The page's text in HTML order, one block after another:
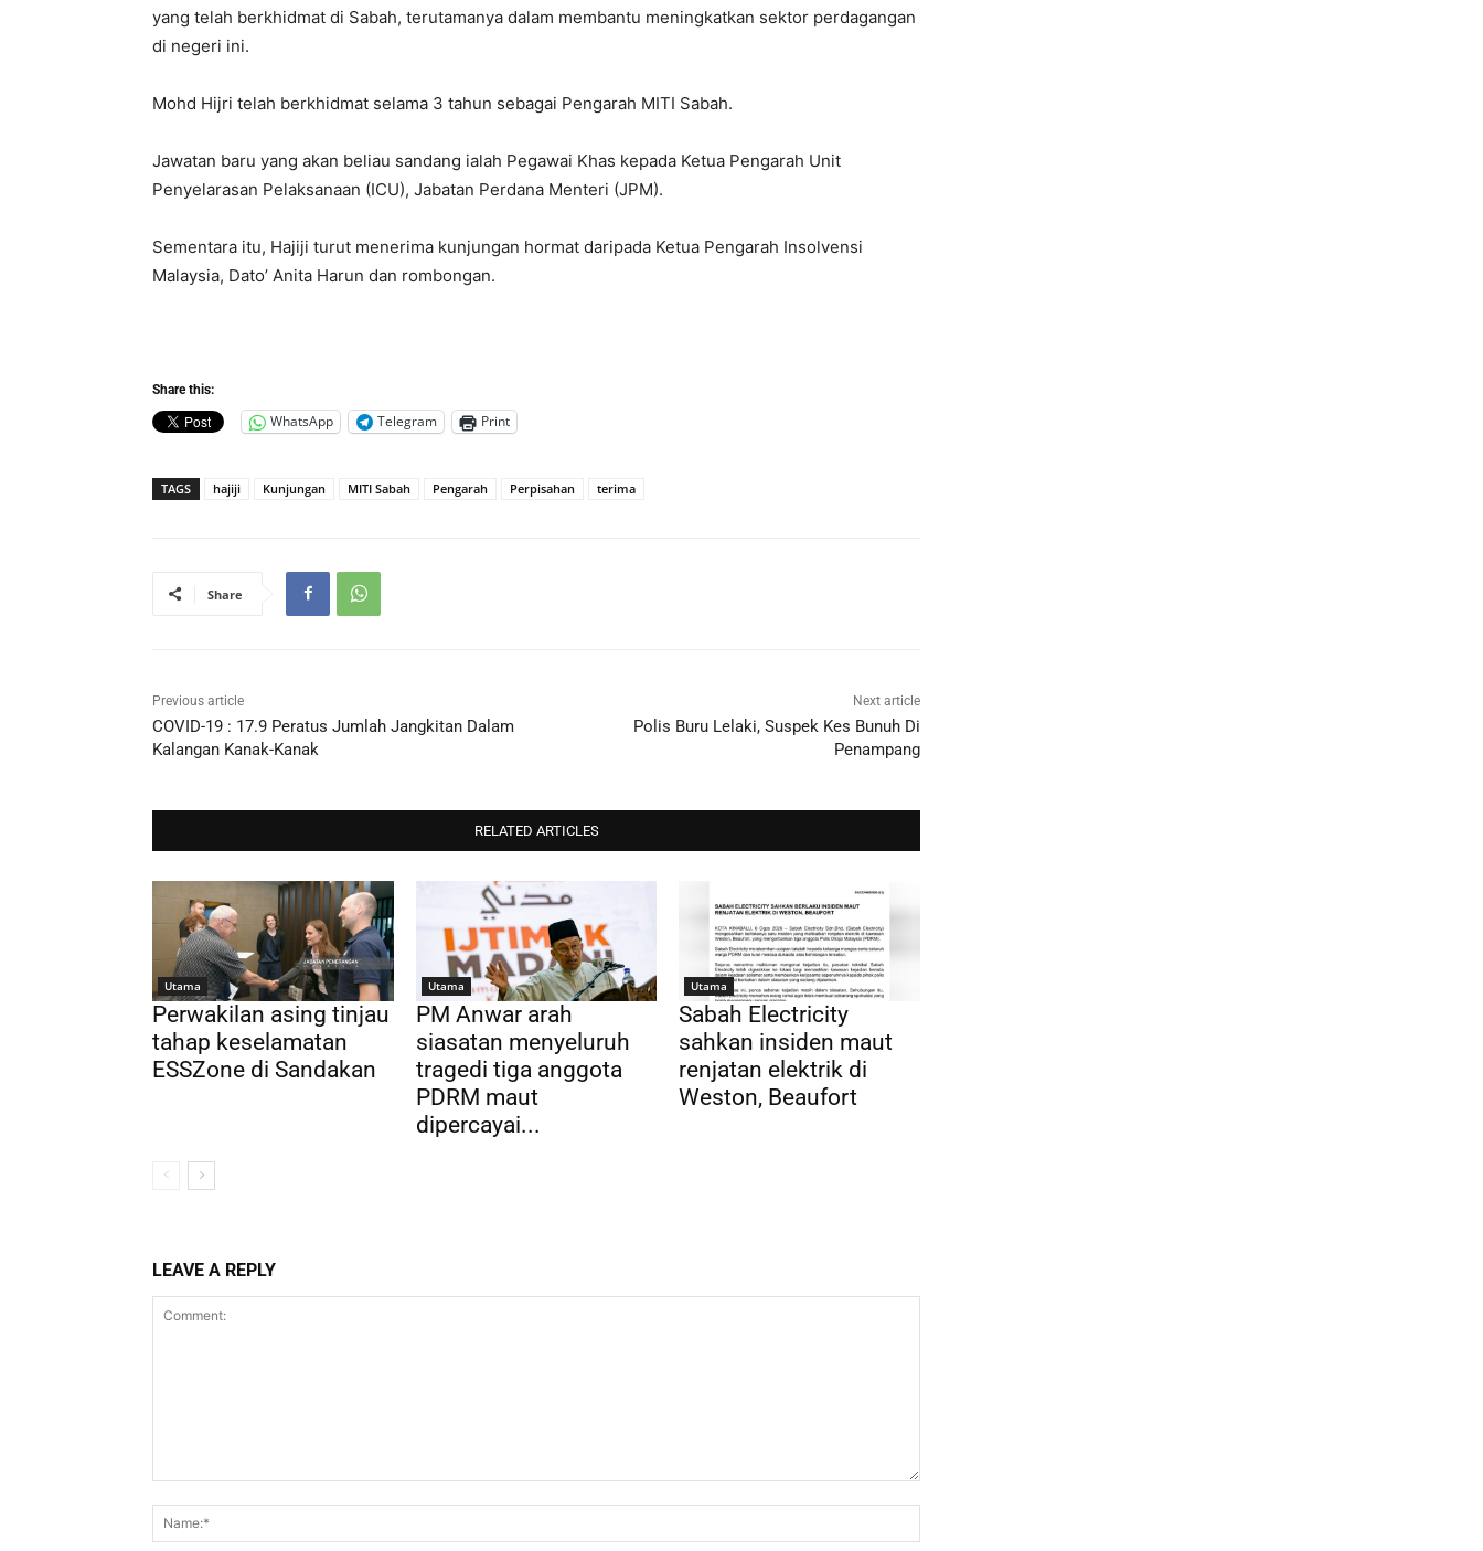
yang telah berkhidmat di Sabah, terutamanya dalam membantu meningkatkan sektor perdagangan
di negeri ini.
Mohd Hijri telah berkhidmat selama 3 tahun sebagai Pengarah MITI Sabah.
Jawatan baru yang akan beliau sandang ialah Pegawai Khas kepada Ketua Pengarah Unit
Penyelarasan Pelaksanaan (ICU), Jabatan Perdana Menteri (JPM).
Sementara itu, Hajiji turut menerima kunjungan hormat daripada Ketua Pengarah Insolvensi
Malaysia, Dato’ Anita Harun dan rombongan.
Share this:
WhatsApp Telegram Print
TAGS hajiji Kunjungan MITI Sabah Pengarah Perpisahan terima
Share
Previous article
COVID-19 : 17.9 Peratus Jumlah Jangkitan Dalam
Kalangan Kanak-Kanak
Next article
Polis Buru Lelaki, Suspek Kes Bunuh Di
Penampang
RELATED ARTICLES
Utama
Perwakilan asing tinjau
tahap keselamatan
ESSZone di Sandakan
Utama
PM Anwar arah
siasatan menyeluruh
tragedi tiga anggota
PDRM maut
dipercayai...
Utama
Sabah Electricity
sahkan insiden maut
renjatan elektrik di
Weston, Beaufort
LEAVE A REPLY